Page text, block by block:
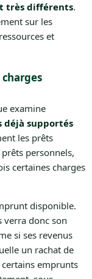
très différents.
sur les
et
charges
examine
déjà supportés
les prêts
personnels,
certaines charges
disponible.
verra donc son
si ses revenus
un rachat de
emprunts